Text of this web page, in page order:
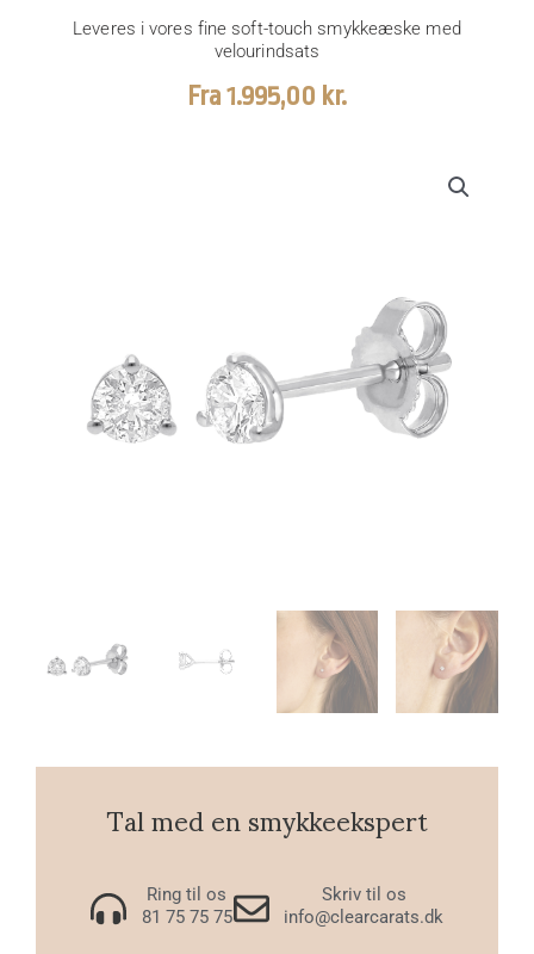
Leveres i vores fine soft-touch smykkeæske med
velourindsats
Fra1.995,00 kr.
Tal med en smykkeekspert
Ring til os
81 75 75 75
Skriv til os
info@clearcarats.dk